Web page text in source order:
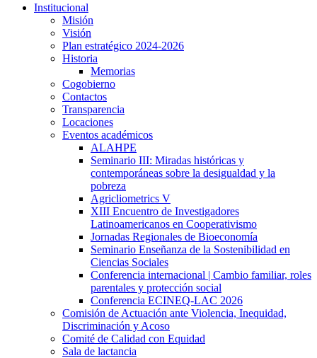
Institucional
Misión
Visión
Plan estratégico 2024-2026
Historia
Memorias
Cogobierno
Contactos
Transparencia
Locaciones
Eventos académicos
ALAHPE
Seminario III: Miradas históricas y
contemporáneas sobre la desigualdad y la
pobreza
Agricliometrics V
XIII Encuentro de Investigadores
Latinoamericanos en Cooperativismo
Jornadas Regionales de Bioeconomía
Seminario Enseñanza de la Sostenibilidad en
Ciencias Sociales
Conferencia internacional | Cambio familiar, roles
parentales y protección social
Conferencia ECINEQ-LAC 2026
Comisión de Actuación ante Violencia, Inequidad,
Discriminación y Acoso
Comité de Calidad con Equidad
Sala de lactancia